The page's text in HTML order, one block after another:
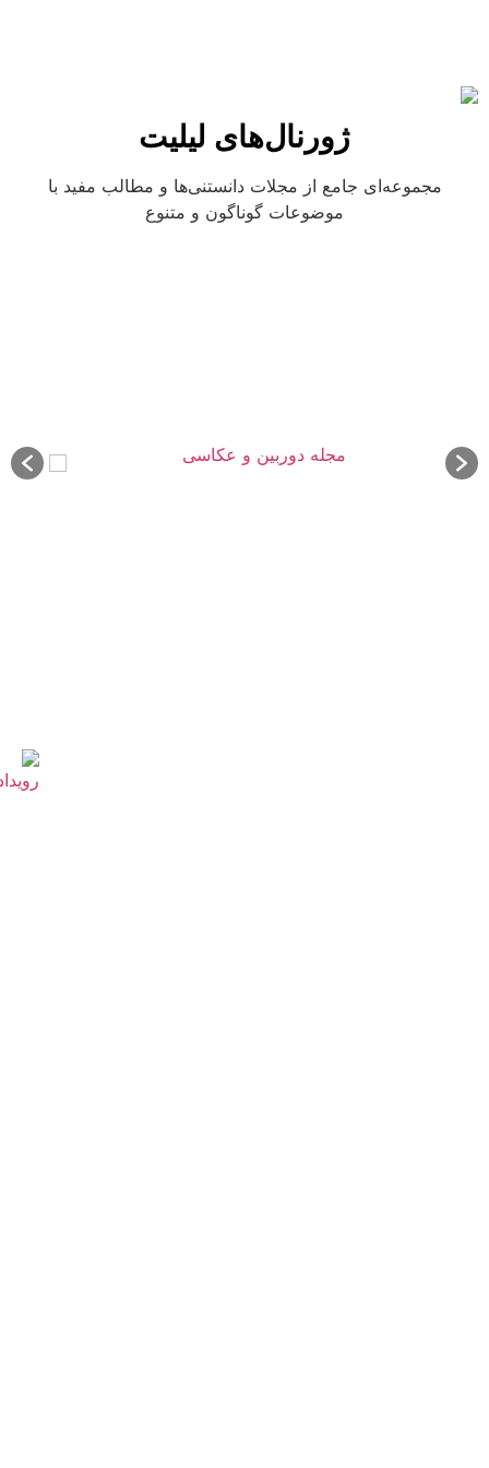
ژورنال‌های لیلیت
مجموعه‌ای جامع از مجلات دانستنی‌ها و مطالب مفید با
موضوعات گوناگون و متنوع